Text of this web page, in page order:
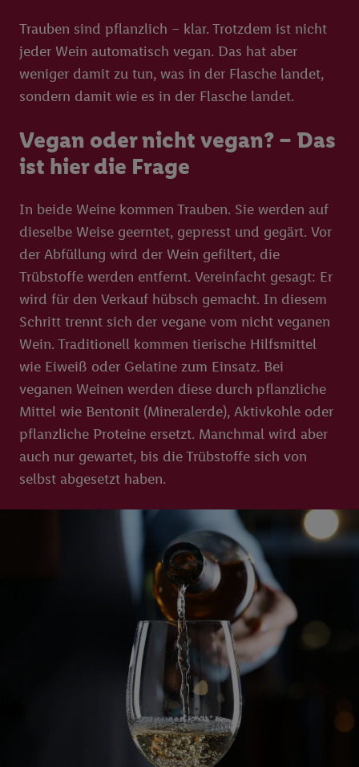
Trauben sind pflanzlich – klar. Trotzdem ist nicht
jeder Wein automatisch vegan. Das hat aber
weniger damit zu tun, was in der Flasche landet,
sondern damit wie es in der Flasche landet.
Vegan oder nicht vegan? – Das
ist hier die Frage
In beide Weine kommen Trauben. Sie werden auf
dieselbe Weise geerntet, gepresst und gegärt. Vor
der Abfüllung wird der Wein gefiltert, die
Trübstoffe werden entfernt. Vereinfacht gesagt: Er
wird für den Verkauf hübsch gemacht. In diesem
Schritt trennt sich der vegane vom nicht veganen
Wein. Traditionell kommen tierische Hilfsmittel
wie Eiweiß oder Gelatine zum Einsatz. Bei
veganen Weinen werden diese durch pflanzliche
Mittel wie Bentonit (Mineralerde), Aktivkohle oder
pflanzliche Proteine ersetzt. Manchmal wird aber
auch nur gewartet, bis die Trübstoffe sich von
selbst abgesetzt haben.